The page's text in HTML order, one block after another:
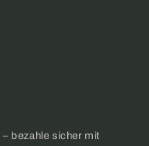
– bezahle sicher mit